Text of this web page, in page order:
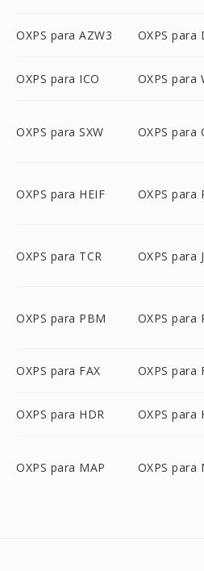
OXPS para AZW3 OXPS para
OXPS para ICO OXPS para
OXPS para SXW OXPS para
OXPS para HEIF OXPS para
OXPS para TCR OXPS para
OXPS para PBM OXPS para
OXPS para FAX OXPS para
OXPS para HDR OXPS para
OXPS para MAP OXPS para